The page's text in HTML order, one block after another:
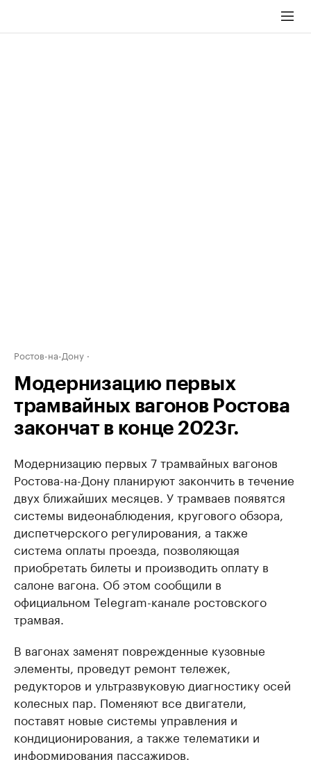
Ростов-на-Дону
Модернизацию первых
трамвайных вагонов Ростова
закончат в конце 2023г.
Модернизацию первых 7 трамвайных вагонов
Ростова-на-Дону планируют закончить в течение
двух ближайших месяцев. У трамваев появятся
системы видеонаблюдения, кругового обзора,
диспетчерского регулирования, а также
система оплаты проезда, позволяющая
приобретать билеты и производить оплату в
салоне вагона. Об этом сообщили в
официальном Telegram-канале ростовского
трамвая.
В вагонах заменят поврежденные кузовные
элементы, проведут ремонт тележек,
редукторов и ультразвуковую диагностику осей
колесных пар. Поменяют все двигатели,
поставят новые системы управления и
кондиционирования, а также телематики и
информирования пассажиров.